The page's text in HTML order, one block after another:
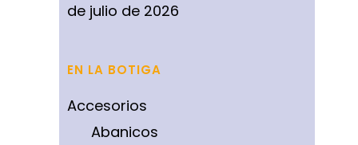
de julio de 2026
EN LA BOTIGA
Accesorios
Abanicos